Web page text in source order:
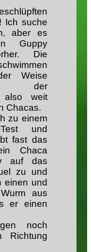
Ich suche
aber es
Guppy
Die
Weise
der
also weit
Chacas.
zu einem
Test und
fast das
Chaca
auf das
zu und
einen und
aus
er einen
noch
Richtung